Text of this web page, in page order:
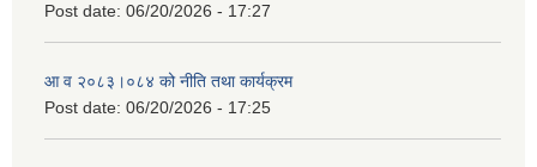
Post date: 06/20/2026 - 17:27
आ व २०८३।०८४ को नीति तथा कार्यक्रम
Post date: 06/20/2026 - 17:25